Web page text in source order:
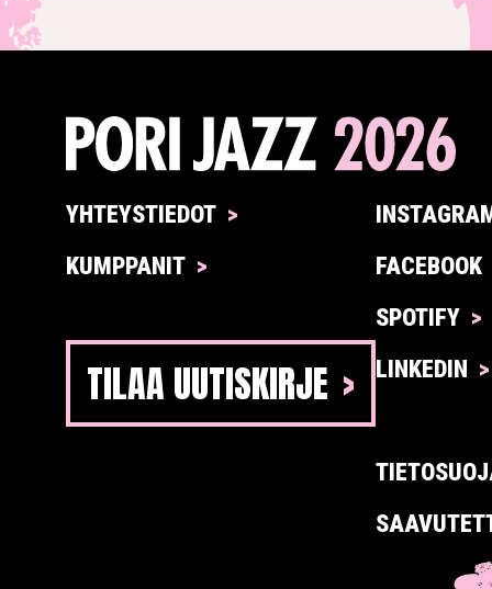
YHTEYSTIEDOT
KUMPPANIT
TILAA UUTISKIRJE
FACEBOOK
SPOTIFY
LINKEDIN